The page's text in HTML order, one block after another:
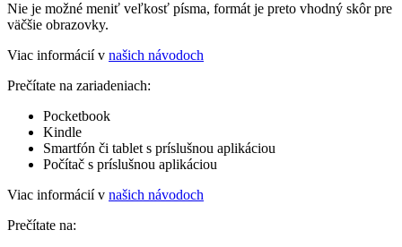
Nie je možné meniť veľkosť písma, formát je preto vhodný skôr pre
väčšie obrazovky.
Viac informácií v našich návodoch
Prečítate na zariadeniach:
Pocketbook
Kindle
Smartfón či tablet s príslušnou aplikáciou
Počítač s príslušnou aplikáciou
Viac informácií v našich návodoch
Prečítate na: